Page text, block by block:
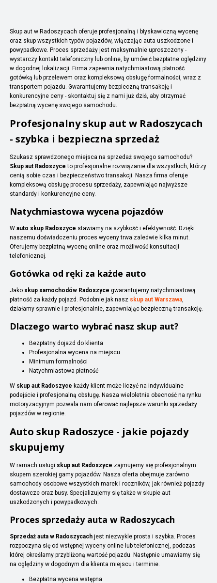
Skup aut w Radoszycach oferuje profesjonalną i błyskawiczną wycenę
oraz skup wszystkich typów pojazdów, włączając auta uszkodzone i
powypadkowe. Proces sprzedaży jest maksymalnie uproszczony -
wystarczy kontakt telefoniczny lub online, by umówić bezpłatne oględziny
w dogodnej lokalizacji. Firma zapewnia natychmiastową płatność
gotówką lub przelewem oraz kompleksową obsługę formalności, wraz z
transportem pojazdu. Gwarantujemy bezpieczną transakcję i
konkurencyjne ceny - skontaktuj się z nami już dziś, aby otrzymać
bezpłatną wycenę swojego samochodu.
Profesjonalny skup aut w Radoszycach
- szybka i bezpieczna sprzedaż
Szukasz sprawdzonego miejsca na sprzedaż swojego samochodu?
Skup aut Radoszyce to profesjonalne rozwiązanie dla wszystkich, którzy
cenią sobie czas i bezpieczeństwo transakcji. Nasza firma oferuje
kompleksową obsługę procesu sprzedaży, zapewniając najwyższe
standardy i konkurencyjne ceny.
Natychmiastowa wycena pojazdów
W auto skup Radoszyce stawiamy na szybkość i efektywność. Dzięki
naszemu doświadczeniu proces wyceny trwa zaledwie kilka minut.
Oferujemy bezpłatną wycenę online oraz możliwość konsultacji
telefonicznej.
Gotówka od ręki za każde auto
Jako skup samochodów Radoszyce gwarantujemy natychmiastową
płatność za każdy pojazd. Podobnie jak nasz skup aut Warszawa,
działamy sprawnie i profesjonalnie, zapewniając bezpieczną transakcję.
Dlaczego warto wybrać nasz skup aut?
Bezpłatny dojazd do klienta
Profesjonalna wycena na miejscu
Minimum formalności
Natychmiastowa płatność
W skup aut Radoszyce każdy klient może liczyć na indywidualne
podejście i profesjonalną obsługę. Nasza wieloletnia obecność na rynku
motoryzacyjnym pozwala nam oferować najlepsze warunki sprzedaży
pojazdów w regionie.
Auto skup Radoszyce - jakie pojazdy
skupujemy
W ramach usługi skup aut Radoszyce zajmujemy się profesjonalnym
skupem szerokiej gamy pojazdów. Nasza oferta obejmuje zarówno
samochody osobowe wszystkich marek i roczników, jak również pojazdy
dostawcze oraz busy. Specjalizujemy się także w skupie aut
uszkodzonych i powypadkowych.
Proces sprzedaży auta w Radoszycach
Sprzedaż auta w Radoszycach jest niezwykle prosta i szybka. Proces
rozpoczyna się od wstępnej wyceny online lub telefonicznej, podczas
której określamy przybliżoną wartość pojazdu. Następnie umawiamy się
na oględziny w dogodnym dla klienta miejscu i terminie.
Bezpłatna wycena wstępna